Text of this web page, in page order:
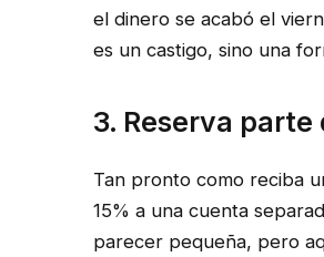
el dinero se acabó el
es un castigo, sino una
3. Reserva
Tan pronto como reciba
15% a una cuenta
parecer pequeña, pero